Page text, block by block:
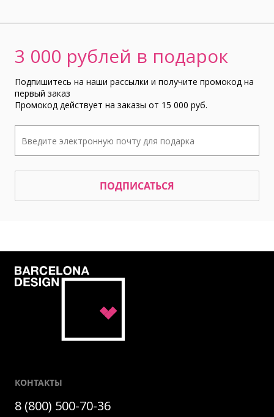
3 000 рублей в подарок
Подпишитесь на наши рассылки и получите промокод на
первый заказ
Промокод действует на заказы от 15 000 руб.
ПОДПИСАТЬСЯ
КОНТАКТЫ
8 (800) 500-70-36